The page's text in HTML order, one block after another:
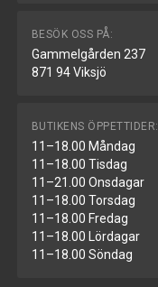
BESÖK OSS PÅ:
Gammelgården 237
871 94 Viksjö
BUTIKENS ÖPPETTIDER:
11–18.00 Måndag
11–18.00 Tisdag
11–21.00 Onsdagar
11–18.00 Torsdag
11–18.00 Fredag
11–18.00 Lördagar
11–18.00 Söndag